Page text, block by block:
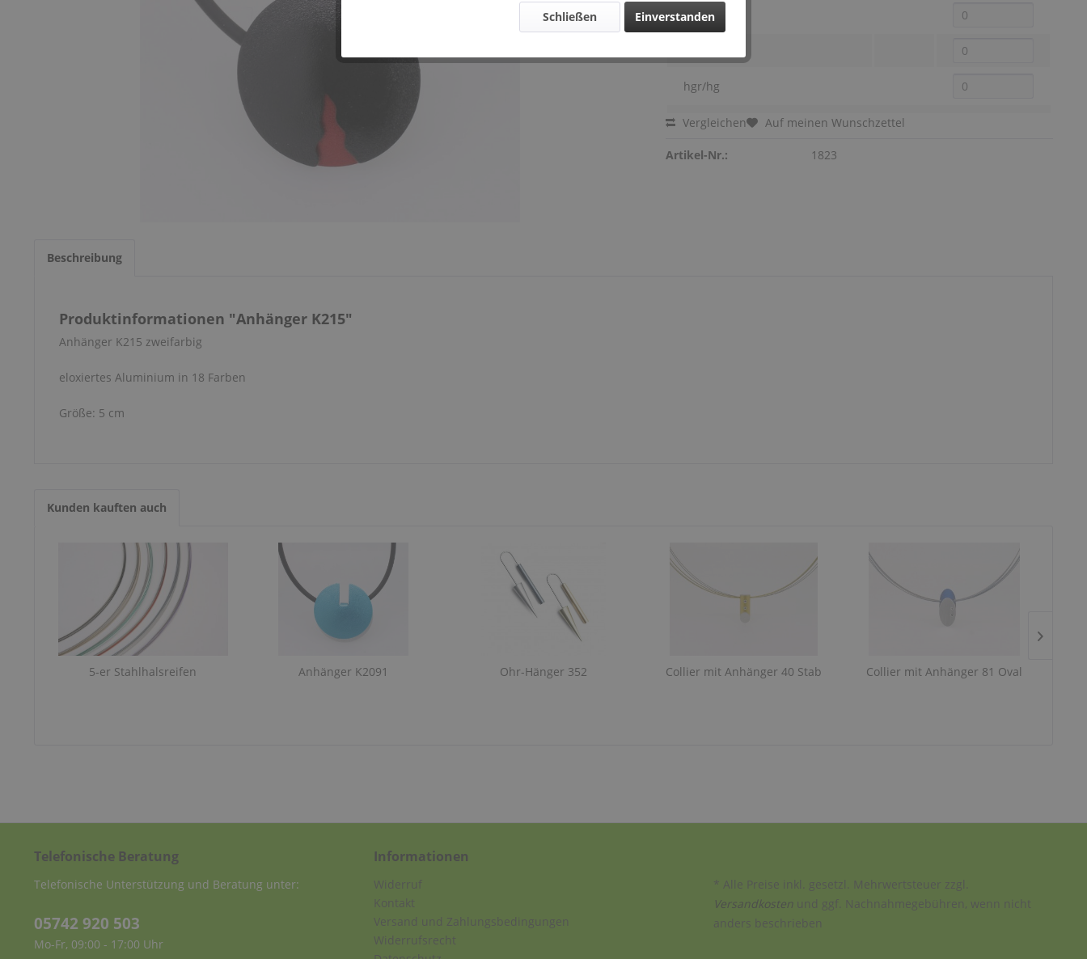
si/sw
hgr/hg
Vergleichen Auf meinen Wunschzettel
Artikel-Nr.: 1823
Beschreibung
Produktinformationen "Anhänger K215"
Anhänger K215 zweifarbig
eloxiertes Aluminium in 18 Farben
Größe: 5 cm
Kunden kauften auch
5-er Stahlhalsreifen Anhänger K2091 Ohr-Hänger 352 Collier mit Anhänger 40 Stab Collier mit Anhänger 81 Oval
Telefonische Beratung
Telefonische Unterstützung und Beratung unter:
05742 920 503
Mo-Fr, 09:00 - 17:00 Uhr
Informationen
Widerruf
Kontakt
Versand und Zahlungsbedingungen
Widerrufsrecht
* Alle Preise inkl. gesetzl. Mehrwertsteuer zzgl.
Versandkosten und ggf. Nachnahmegebühren, wenn nicht
anders beschrieben
Einverstanden
Schließen